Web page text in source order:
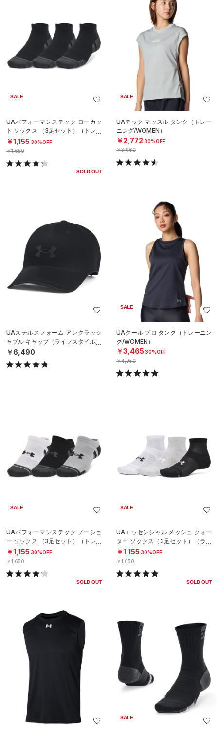
SALE
UAパフォーマンステック ローカッ
ト ソックス （3足セット）（トレー
ニング/UNISEX）
￥1,155 30%OFF
￥1,650
SOLD OUT
SALE
UAテック マッスル タンク（トレー
ニング/WOMEN）
￥2,772 30%OFF
￥3,960
UAステルスフォーム アンクラッシ
ャブル キャップ（ライフスタイル/U
NISEX）
￥6,490
SALE
UAクール プロ タンク（トレーニン
グ/WOMEN）
￥3,465 30%OFF
￥4,950
SALE
UAパフォーマンステック ノーショ
ー ソックス （3足セット）（トレー
ニング/UNISEX）
￥1,155 30%OFF
￥1,650
SOLD OUT
SALE
UAエッセンシャル メッシュ クォー
ター ソックス（3足セット）（ライ
フスタイル/UNISEX）
￥1,155 30%OFF
￥1,650
SOLD OUT
SALE